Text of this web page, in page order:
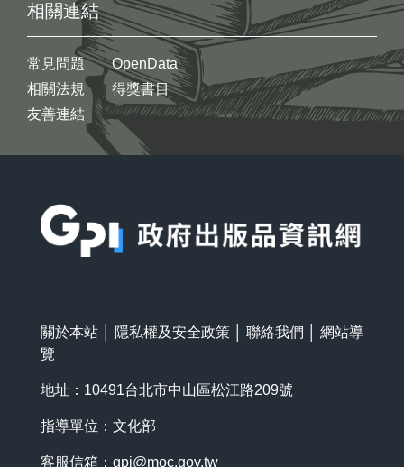
相關連結
常見問題
相關法規
友善連結
OpenData
得獎書目
關於本站 隱私權及安全政策 聯絡我們
網站導
覽
地址：10491台北市中山區松江路209號
指導單位：文化部
客服信箱： gpi@moc.gov.tw